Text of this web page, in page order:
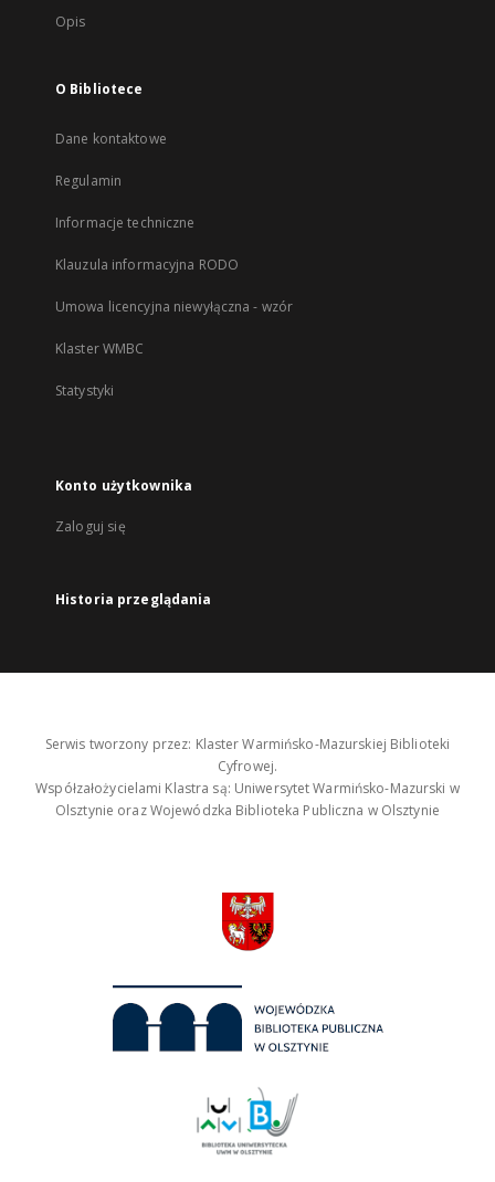
Opis
O Bibliotece
Dane kontaktowe
Regulamin
Informacje techniczne
Klauzula informacyjna RODO
Umowa licencyjna niewyłączna - wzór
Klaster WMBC
Statystyki
Konto użytkownika
Zaloguj się
Historia przeglądania
Serwis tworzony przez: Klaster Warmińsko-Mazurskiej Biblioteki
Cyfrowej.
Współzałożycielami Klastra są: Uniwersytet Warmińsko-Mazurski w
Olsztynie oraz Wojewódzka Biblioteka Publiczna w Olsztynie